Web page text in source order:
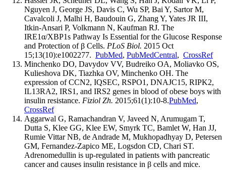
Nguyen J, George JS, Davis C, Wu SP, Bai Y, Sartor M,
Cavalcoli J, Malhi H, Baudouin G, Zhang Y, Yates JR III,
Itkin-Ansari P, Volkmann N, Kaufman RJ. The
IRE1α/XBP1s Pathway Is Essential for the Glucose Response
and Protection of β Cells. PLoS Biol. 2015 Oct
15;13(10):e1002277. PubMed, PubMedCentral, CrossRef
Minchenko DO, Davydov VV, Budreiko OA, Moliavko OS,
Kulieshova DK, Tiazhka OV, Minchenko OH. The
expression of CCN2, IQSEC, RSPO1, DNAJC15, RIPK2,
IL13RA2, IRS1, and IRS2 genes in blood of obese boys with
insulin resistance. Fiziol Zh. 2015;61(1):10-8.PubMed,
CrossRef
Aggarwal G, Ramachandran V, Javeed N, Arumugam T,
Dutta S, Klee GG, Klee EW, Smyrk TC, Bamlet W, Han JJ,
Rumie Vittar NB, de Andrade M, Mukhopadhyay D, Petersen
GM, Fernandez-Zapico ME, Logsdon CD, Chari ST.
Adrenomedullin is up-regulated in patients with pancreatic
cancer and causes insulin resistance in β cells and mice.